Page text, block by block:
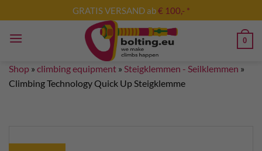
to
content
GRATIS VERSAND ab€ 100,- *
0
Shop » climbing equipment » Steigklemmen - Seilklemmen »
Climbing Technology Quick Up Steigklemme